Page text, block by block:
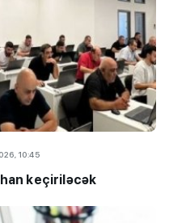
10:45
keçiriləcək